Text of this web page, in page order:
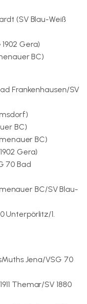
(SV Blau-Weiß
Gera)
BC)
Frankenhausen/SV
BC)
BC)
Gera)
70 Bad
BC/SV Blau-
Unterpörlitz/1.
Jena/VSG 70
Themar/SV 1880